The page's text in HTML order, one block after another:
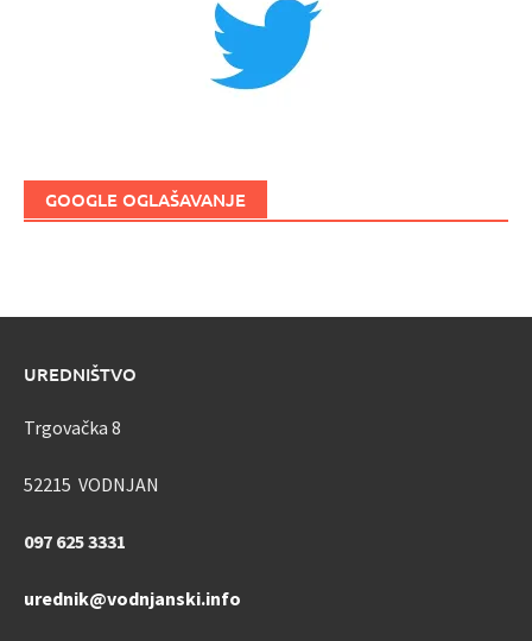
GOOGLE OGLAŠAVANJE
UREDNIŠTVO
Trgovačka 8
52215 VODNJAN
097 625 3331
urednik@vodnjanski.info